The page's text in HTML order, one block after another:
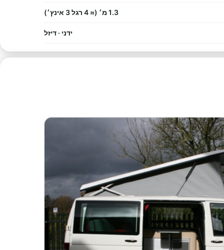
1.3 מ׳ (≈ 4 רגל 3 אינץ׳)
ידני · דיזל